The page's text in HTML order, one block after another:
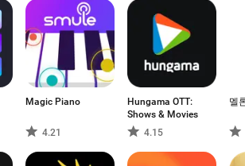
Magic Piano
4.21
Hungama OTT:
Shows & Movies
4.15
멜